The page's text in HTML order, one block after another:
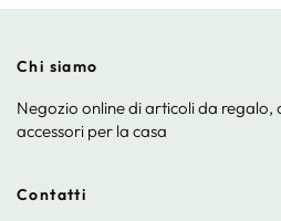
Chi siamo
Negozio online di articoli da
accessori per la casa
Contatti